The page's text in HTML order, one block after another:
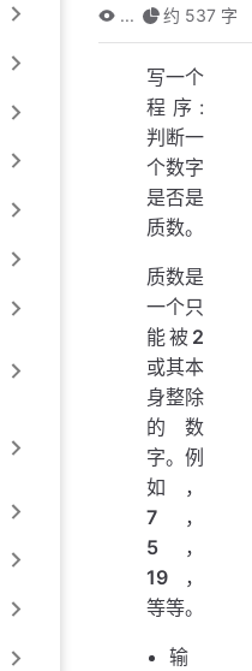
...
约 537 字
写一个
程序:
判断一
个数字
是否是
质数。
质数是
一个只
能被 2
或其本
身整除
的数
字。例
如，
7 ，
5 ，
19 ，
等等。
输